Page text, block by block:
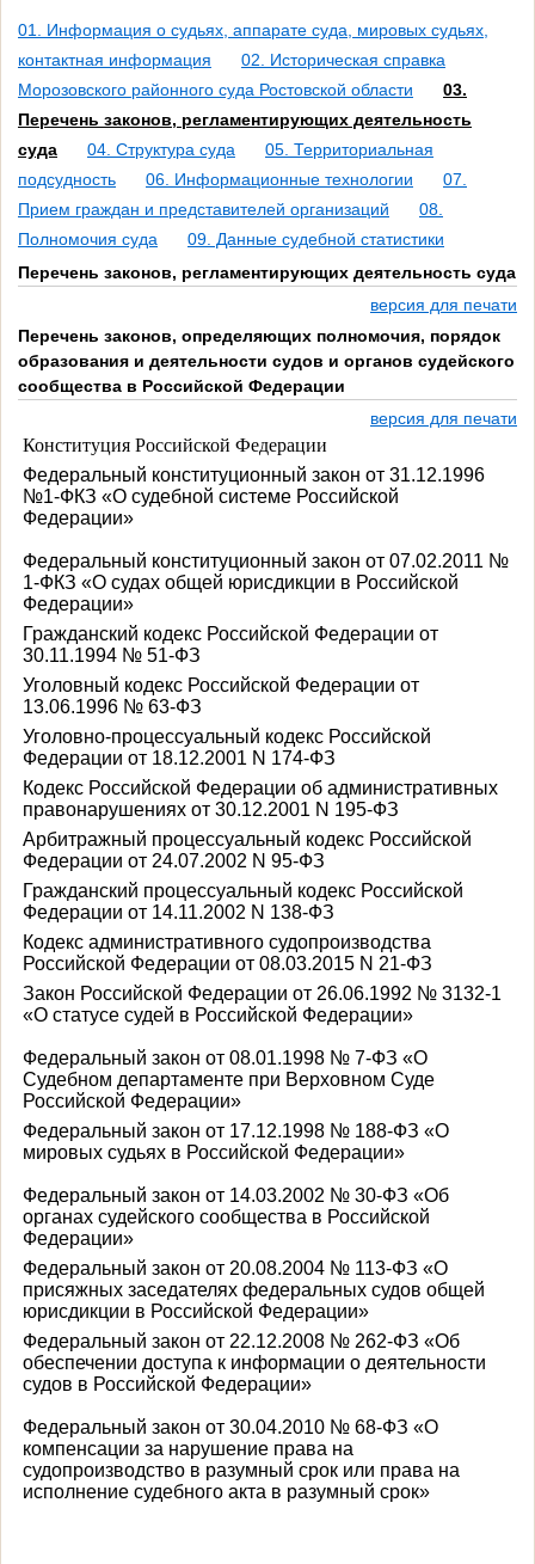
01. Информация о судьях, аппарате суда, мировых судьях,
контактная информация
02. Историческая справка
Морозовского районного суда Ростовской области
03.
Перечень законов, регламентирующих деятельность
суда
04. Структура суда
05. Территориальная
подсудность
06. Информационные технологии
07.
Прием граждан и представителей организаций
08.
Полномочия суда
09. Данные судебной статистики
Перечень законов, регламентирующих деятельность суда
версия для печати
Перечень законов, определяющих полномочия, порядок
образования и деятельности судов и органов судейского
сообщества в Российской Федерации
версия для печати
Конституция Российской Федерации
Федеральный конституционный закон от 31.12.1996
№1-ФКЗ «О судебной системе Российской
Федерации»
Федеральный конституционный закон от 07.02.2011 №
1-ФКЗ «О судах общей юрисдикции в Российской
Федерации»
Гражданский кодекс Российской Федерации от
30.11.1994 № 51-ФЗ
Уголовный кодекс Российской Федерации от
13.06.1996 № 63-ФЗ
Уголовно-процессуальный кодекс Российской
Федерации от 18.12.2001 N 174-ФЗ
Кодекс Российской Федерации об административных
правонарушениях от 30.12.2001 N 195-ФЗ
Арбитражный процессуальный кодекс Российской
Федерации от 24.07.2002 N 95-ФЗ
Гражданский процессуальный кодекс Российской
Федерации от 14.11.2002 N 138-ФЗ
Кодекс административного судопроизводства
Российской Федерации от 08.03.2015 N 21-ФЗ
Закон Российской Федерации от 26.06.1992 № 3132-1
«О статусе судей в Российской Федерации»
Федеральный закон от 08.01.1998 № 7-ФЗ «О
Судебном департаменте при Верховном Суде
Российской Федерации»
Федеральный закон от 17.12.1998 № 188-ФЗ «О
мировых судьях в Российской Федерации»
Федеральный закон от 14.03.2002 № 30-ФЗ «Об
органах судейского сообщества в Российской
Федерации»
Федеральный закон от 20.08.2004 № 113-ФЗ «О
присяжных заседателях федеральных судов общей
юрисдикции в Российской Федерации»
Федеральный закон от 22.12.2008 № 262-ФЗ «Об
обеспечении доступа к информации о деятельности
судов в Российской Федерации»
Федеральный закон от 30.04.2010 № 68-ФЗ «О
компенсации за нарушение права на
судопроизводство в разумный срок или права на
исполнение судебного акта в разумный срок»